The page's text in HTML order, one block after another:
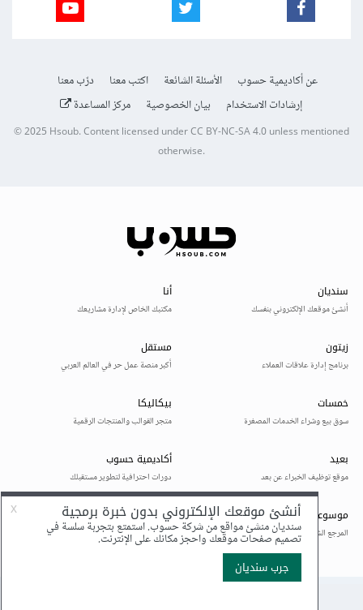
عن أكاديمية حسوب الأسئلة الشائعة اكتب معنا
درّب معنا
إرشادات الاستخدام
بيان الخصوصية مركز المساعدة
© 2025Hsoub.Content licensed underCC BY-NC-SA 4.0unless mentioned
otherwise.